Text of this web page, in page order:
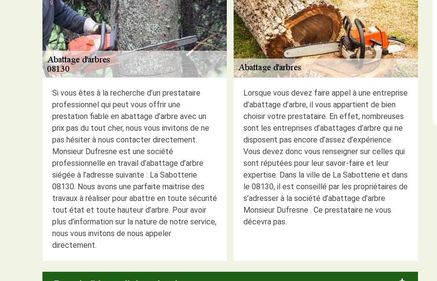
Si vous êtes à la recherche d’un prestataire
professionnel qui peut vous offrir une
prestation fiable en abattage d’arbre avec un
prix pas du tout cher, nous vous invitons de ne
pas hésiter à nous contacter directement.
Monsieur Dufresne est une société
professionnelle en travail d’abattage d’arbre
siégée à l’adresse suivante : La Sabotterie
08130. Nous avons une parfaite maitrise des
travaux à réaliser pour abattre en toute sécurité
tout état et toute hauteur d’arbre. Pour avoir
plus d’information sur la nature de notre service,
nous vous invitons de nous appeler
directement.
Lorsque vous devez faire appel à une entreprise
d’abattage d’arbre, il vous appartient de bien
choisir votre prestataire. En effet, nombreuses
sont les entreprises d’abattages d’arbre qui ne
disposent pas encore d’assez d’expérience.
Vous devez donc vous renseigner sur celles qui
sont réputées pour leur savoir-faire et leur
expertise. Dans la ville de La Sabotterie et dans
le 08130, il est conseillé par les propriétaires de
s’adresser à la société d’abattage d’arbre
Monsieur Dufresne . Ce prestataire ne vous
décevra pas.